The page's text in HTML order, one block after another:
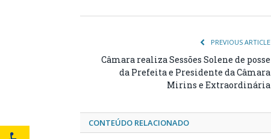
PREVIOUS ARTICLE
Câmara realiza Sessões Solene de posse
da Prefeita e Presidente da Câmara
Mirins e Extraordinária
CONTEÚDO RELACIONADO